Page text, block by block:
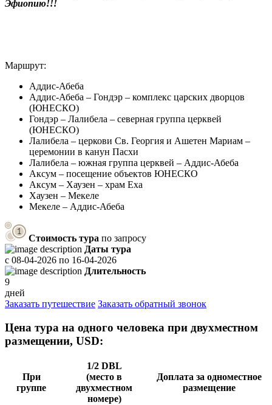
Эфиопию!!!
Маршрут:
Аддис-Абеба
Аддис-Абеба – Гондэр – комплекс царских дворцов
(ЮНЕСКО)
Гондэр – Лалибела – северная группа церквей
(ЮНЕСКО)
Лалибела – церкови Св. Георгия и Ашетен Мариам –
церемонии в канун Пасхи
Лалибела – южная группа церквей – Аддис-Абеба
Аксум – посещение объектов ЮНЕСКО
Аксум – Хаузен – храм Еха
Хаузен – Мекеле
Мекеле – Аддис-Абеба
Стоимость тура по запросу
Даты тура
с 08-04-2026 по 16-04-2026
Длительность
9
дней
Заказать путешествие Заказать обратный звонок
Цена тура на одного человека при двухместном
размещении, USD:
При
группе
1/2 DBL
(место в
двухместном
номере)
Доплата за одноместное
размещение